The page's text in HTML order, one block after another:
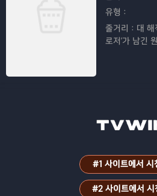
유형：
줄거리： 대 해
로저'가 남긴
#1 사이트에서 시
#2 사이트에서 시